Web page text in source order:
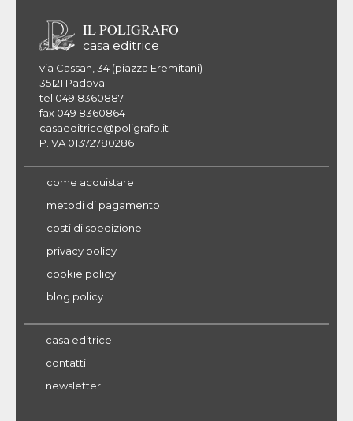
IL POLIGRAFO
casa editrice
via Cassan, 34 (piazza Eremitani)
35121 Padova
tel 049 8360887
fax 049 8360864
casaeditrice@poligrafo.it
P.IVA 01372780286
come acquistare
metodi di pagamento
costi di spedizione
privacy policy
cookie policy
blog policy
casa editrice
contatti
newsletter